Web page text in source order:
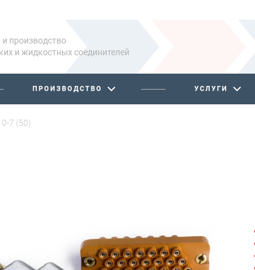
производство
и жидкостных соединителей
ПРОИЗВОДСТВО УСЛУГИ
7 (50)